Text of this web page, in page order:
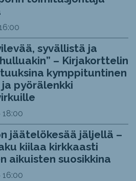
syvällistä ja
– Kirjakorttelin
kymppituntinen
pyörälenkki
18:00
jäätelökesää jäljellä –
kiilaa kirkkaasti
aikuisten suosikkina
16:00